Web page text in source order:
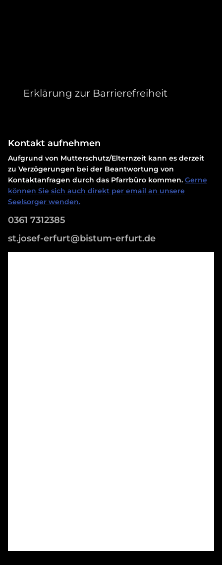
Erklärung zur Barrierefreiheit
Kontakt aufnehmen
Aufgrund von Mutterschutz/Elternzeit kann es derzeit
zu Verzögerungen bei der Beantwortung von
Kontaktanfragen durch das Pfarrbüro kommen. Gerne
können Sie sich auch direkt per email an unsere
Seelsorger wenden.
0361 7312385
st.josef-erfurt@bistum-erfurt.de